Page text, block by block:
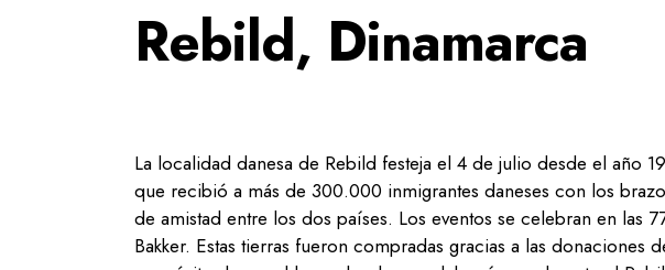
Rebild, Dinamarca
La localidad danesa de Rebild festeja el 4 de julio desde el año
que recibió a más de 300.000 inmigrantes daneses con los
de amistad entre los dos países. Los eventos se celebran en las
Bakker. Estas tierras fueron compradas gracias a las donaciones